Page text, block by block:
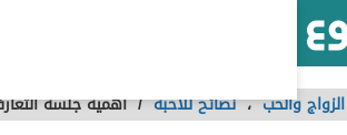
الزواج والحب،نصائح للأحبة /أهمية جلسة